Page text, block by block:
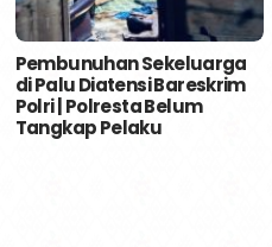
Pembunuhan Sekeluarga
di Palu Diatensi Bareskrim
Polri | Polresta Belum
Tangkap Pelaku